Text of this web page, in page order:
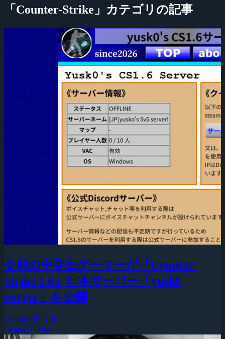
「Counter-Strike」カテゴリの記事
令和の中学生ゲーマーが『Counter-
Strike 1.6』日本サーバー「yusk0
Server」を公開
2026年7月31日
Counter-Strike